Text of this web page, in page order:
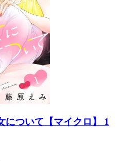
について【マイクロ】 1